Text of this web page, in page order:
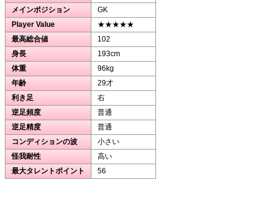
メインポジション
GK
Player Value
★★★★★
最高総合値
102
身長
193cm
体重
96kg
年齢
29才
利き足
右
逆足頻度
普通
逆足精度
普通
コンディションの波
小さい
怪我耐性
高い
最大タレントポイント
56